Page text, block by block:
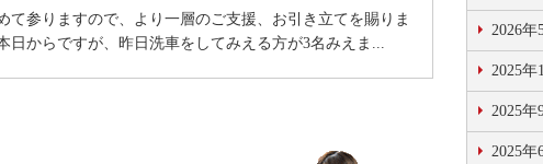
参りますので、より一層のご支援、お引き立てを賜りま
日からですが、昨日洗車をしてみえる方が3名みえま...
2026年
2025年
2025年
2025年